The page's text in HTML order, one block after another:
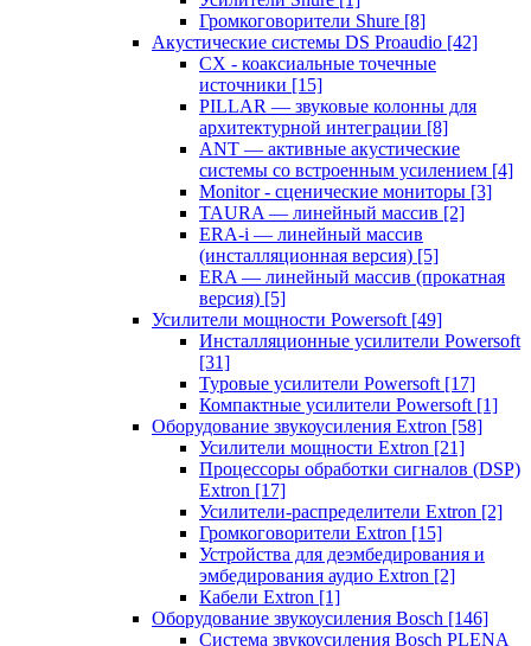
Громкоговорители Shure [8]
Акустические системы DS Proaudio [42]
CX - коаксиальные точечные
источники [15]
PILLAR — звуковые колонны для
архитектурной интеграции [8]
ANT — активные акустические
системы со встроенным усилением [4]
Monitor - сценические мониторы [3]
TAURA — линейный массив [2]
ERA-i — линейный массив
(инсталляционная версия) [5]
ERA — линейный массив (прокатная
версия) [5]
Усилители мощности Powersoft [49]
Инсталляционные усилители Powersoft
[31]
Туровые усилители Powersoft [17]
Компактные усилители Powersoft [1]
Оборудование звукоусиления Extron [58]
Усилители мощности Extron [21]
Процессоры обработки сигналов (DSP)
Extron [17]
Усилители-распределители Extron [2]
Громкоговорители Extron [15]
Устройства для деэмбедирования и
эмбедирования аудио Extron [2]
Кабели Extron [1]
Оборудование звукоусиления Bosch [146]
Система звукоусиления Bosch PLENA